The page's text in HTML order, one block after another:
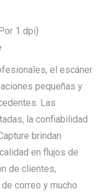
1 dpi)
el escáner
pequeñas y
Las
la confiabilidad
brindan
en flujos de
de clientes,
correo y mucho